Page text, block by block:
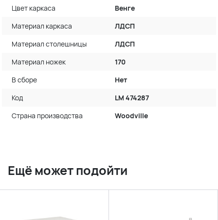
Цвет каркаса
Венге
Материал каркаса
ЛДСП
Материал столешницы
ЛДСП
Материал ножек
170
В сборе
Нет
Код
LM 474287
Страна производства
Woodville
Ещё может подойти